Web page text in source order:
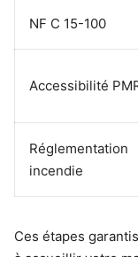
NF C 15-100
Accessibilité
Réglementation
incendie
Ces étapes